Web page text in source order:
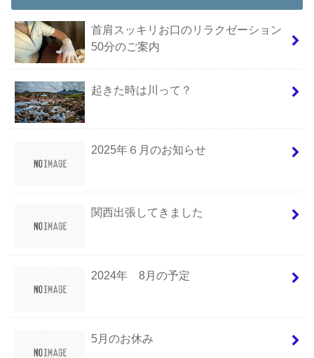
首肩スッキリお口のリラクゼーション
50分のご案内
起きた時は川って？
2025年６月のお知らせ
関西出張してきました
2024年 8月の予定
5月のお休み